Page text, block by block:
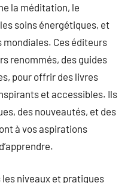
la méditation, le
soins énergétiques, et
Ces éditeurs
renommés, des guides
pour offrir des livres
et accessibles. Ils
des nouveautés, et des
à vos aspirations
niveaux et pratiques